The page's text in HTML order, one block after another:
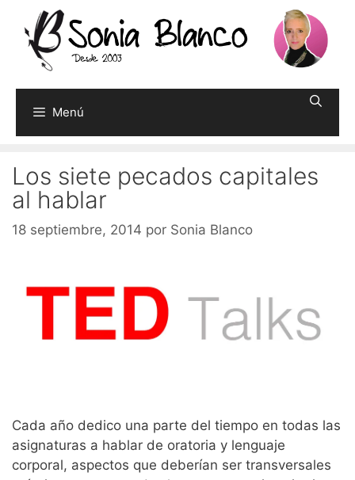
contenido
Menú
Los siete pecados capitales
al hablar
18 septiembre, 2014 por Sonia Blanco
Cada año dedico una parte del tiempo en todas las
asignaturas a hablar de oratoria y lenguaje
corporal, aspectos que deberían ser transversales